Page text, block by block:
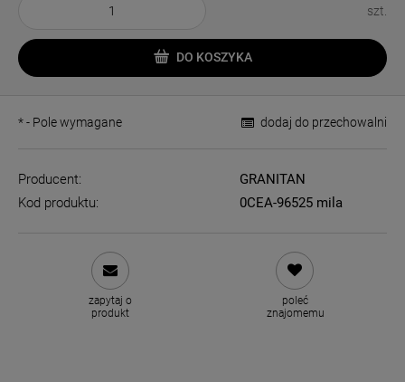
szt.
DO KOSZYKA
dodaj do przechowalni
*- Pole wymagane
Producent:
GRANITAN
Kod produktu:
0CEA-96525 mila
zapytaj o
produkt
poleć
znajomemu